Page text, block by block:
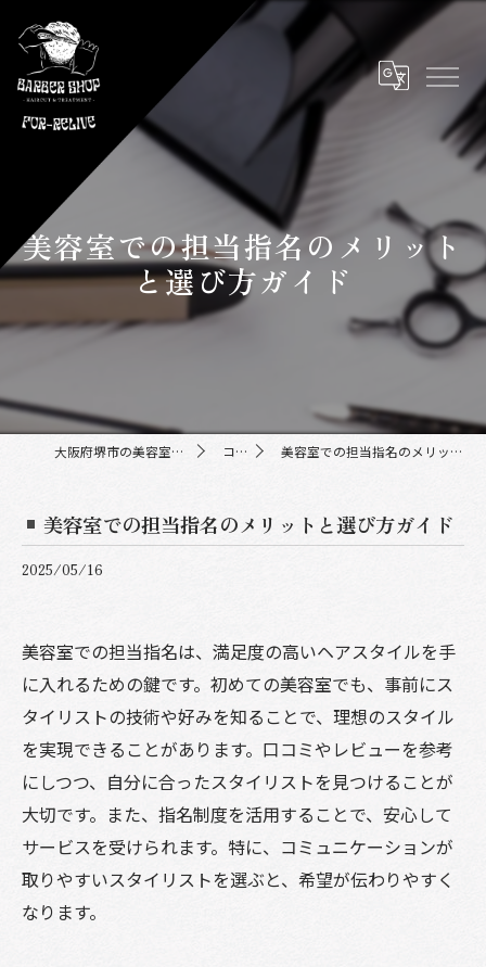
美容室での担当指名のメリット
と選び方ガイド
大阪府堺市の美容室ならFor-Relive コラム 美容室での担当指名のメリットと選び方ガイド
美容室での担当指名のメリットと選び方ガイド
2025/05/16
美容室での担当指名は、満足度の高いヘアスタイルを手
に入れるための鍵です。初めての美容室でも、事前にス
タイリストの技術や好みを知ることで、理想のスタイル
を実現できることがあります。口コミやレビューを参考
にしつつ、自分に合ったスタイリストを見つけることが
大切です。また、指名制度を活用することで、安心して
サービスを受けられます。特に、コミュニケーションが
取りやすいスタイリストを選ぶと、希望が伝わりやすく
なります。